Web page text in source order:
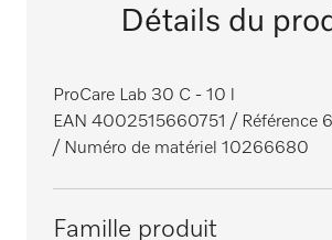
Détails du
ProCare Lab 30 C - 10 l
EAN 4002515660751 / Référence
/ Numéro de matériel 10266680
Famille produit